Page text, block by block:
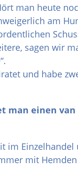
man heute
am
sagen wir
und habe
man einen van
im Einzelhandel
mit